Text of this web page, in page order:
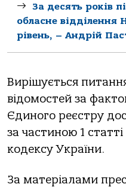
За десять років
обласне
рівень, – Андрій
Вирішується
відомостей за
Єдиного реєстру
за частиною 1
кодексу України.
За матеріалами